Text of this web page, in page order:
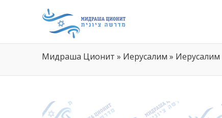
Мидраша Ционит » Иерусалим » Иерусалим